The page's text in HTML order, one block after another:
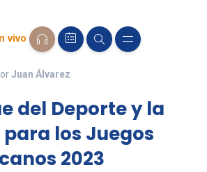
vivo
Juan Álvarez
del Deporte y la
los Juegos
2023